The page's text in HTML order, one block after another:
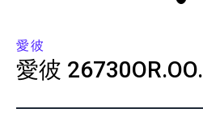
愛彼
愛彼